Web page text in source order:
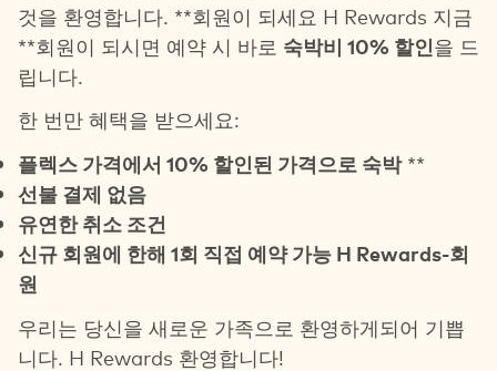
것을 환영합니다. **회원이 되세요 H Rewards 지금
**회원이 되시면 예약 시 바로 숙박비 10% 할인을 드
립니다.
한 번만 혜택을 받으세요:
플렉스 가격에서 10% 할인된 가격으로 숙박**
선불 결제 없음
유연한 취소 조건
신규 회원에 한해 1회 직접 예약 가능 H Rewards-회
원
우리는 당신을 새로운 가족으로 환영하게되어 기쁩
니다. H Rewards 환영합니다!